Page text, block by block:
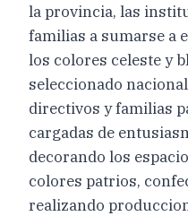
la provincia, las
familias a sumarse a
los colores celeste y
seleccionado
directivos y familias
cargadas de
decorando los
colores patrios,
realizando